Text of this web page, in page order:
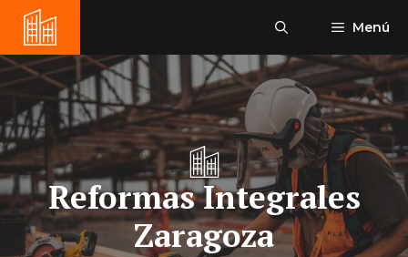
Saltar
contenido
Menú
Reformas Integrales
Zaragoza